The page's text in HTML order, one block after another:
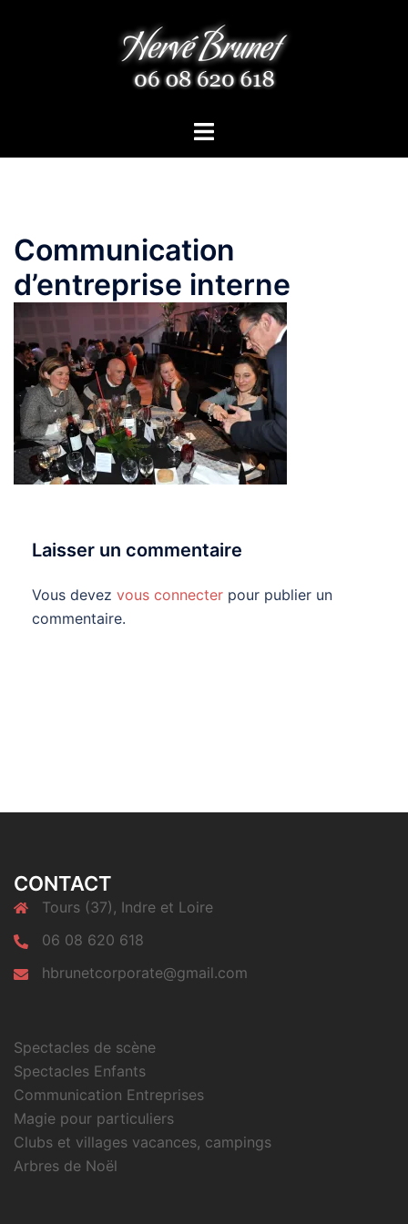
Ouvrir/fermer
Communication
d’entreprise interne
Laisser un commentaire
Vous devez vous connecter pour publier un
commentaire.
CONTACT
Tours (37), Indre et Loire
06 08 620 618
hbrunetcorporate@gmail.com
Spectacles de scène
Spectacles Enfants
Communication Entreprises
Magie pour particuliers
Clubs et villages vacances, campings
Arbres de Noël